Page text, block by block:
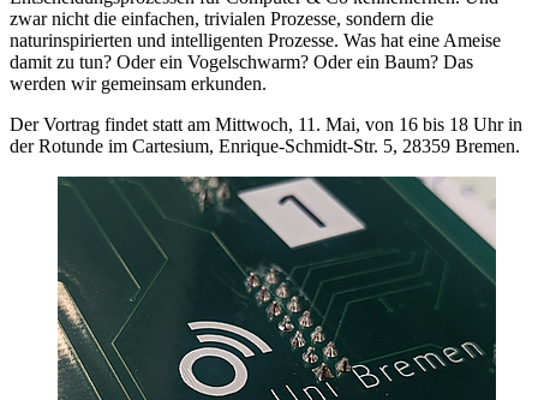
zwar nicht die einfachen, trivialen Prozesse, sondern die
naturinspirierten und intelligenten Prozesse. Was hat eine Ameise
damit zu tun? Oder ein Vogelschwarm? Oder ein Baum? Das
werden wir gemeinsam erkunden.
Der Vortrag findet statt am Mittwoch, 11. Mai, von 16 bis 18 Uhr in
der Rotunde im Cartesium, Enrique-Schmidt-Str. 5, 28359 Bremen.